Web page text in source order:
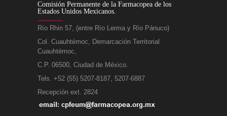
Comisión Permanente de la Farmacopea de los
Estados Unidos Mexicanos.
Río Rhin 57, (entre Río Lerma y Río Pánuco)
Col. Cuauhtémoc, Demarcación Territorial
Cuauhtémoc,
C.P. 06500, Ciudad de México.
Tels. +52 (55) 5207-8187, 5207-6887
Recepción ext. 2824